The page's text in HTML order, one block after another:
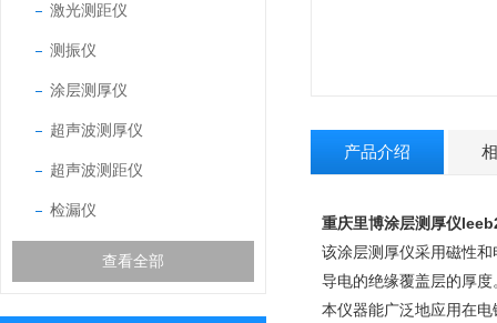
激光测距仪
测振仪
涂层测厚仪
超声波测厚仪
超声波测距仪
检漏仪
查看全部
产品介绍
重庆里博涂层测厚仪
该涂层测厚仪采用磁性
导电的绝缘覆盖层的厚度
本仪器能广泛地应用在